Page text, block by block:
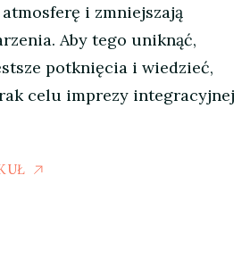
i zmniejszają
Aby tego uniknąć,
potknięcia i wiedzieć,
celu imprezy integracyjnej